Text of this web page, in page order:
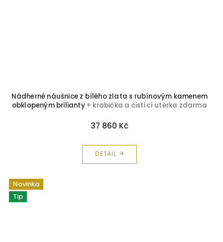
Nádherné náušnice z bílého zlata s rubínovým kamenem
obklopeným brilianty + krabička a čistící utěrka zdarma
37 860 Kč
DETAIL
Novinka
Tip